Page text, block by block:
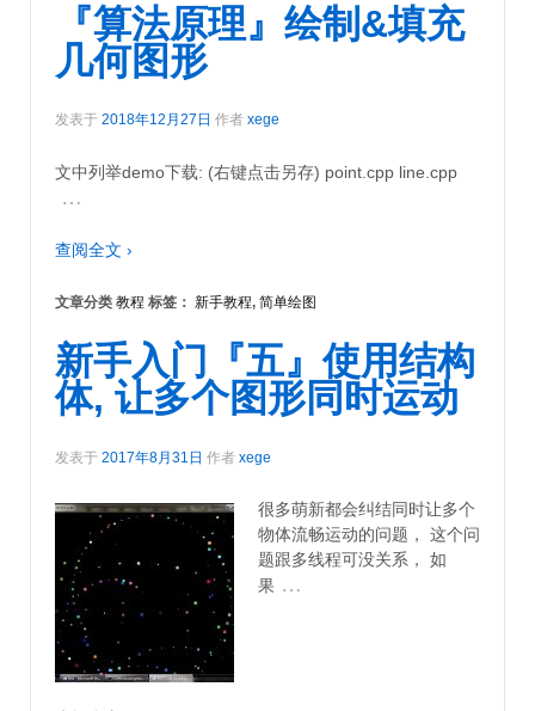
『算法原理』绘制&填充
几何图形
发表于 2018年12月27日 作者 xege
文中列举demo下载: (右键点击另存) point.cpp line.cpp
…
查阅全文 ›
文章分类 教程 标签： 新手教程, 简单绘图
新手入门『五』使用结构
体, 让多个图形同时运动
发表于 2017年8月31日 作者 xege
很多萌新都会纠结同时让多个
物体流畅运动的问题， 这个问
题跟多线程可没关系， 如
果 …